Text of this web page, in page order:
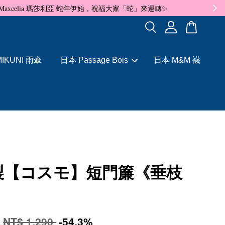
雨傘 日本 Passage Bois 日本 M&M 襪
コスモ】短門簾《垂枝
NT$ 1,290-54.3%